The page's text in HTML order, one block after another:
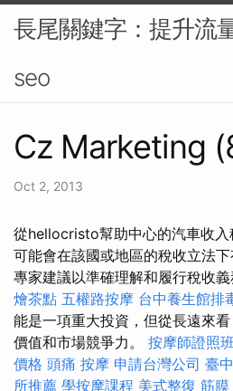
長尾關鍵字：提升流
seo
Cz Marketing
Oct 2, 2013
從hellocristo幫助中心的汽車收
可能會在該國或地區的稅收立法
專家建議以準確理解和履行稅收義
燴茶點 五權路按摩 台中養生館排
能是一項重大投資，但從長遠來
價值和市場競爭力。 按摩師證照
價格 頭痛 按摩 申請台灣公司 臺
所推薦 學按摩課程 美式整復 筋膜